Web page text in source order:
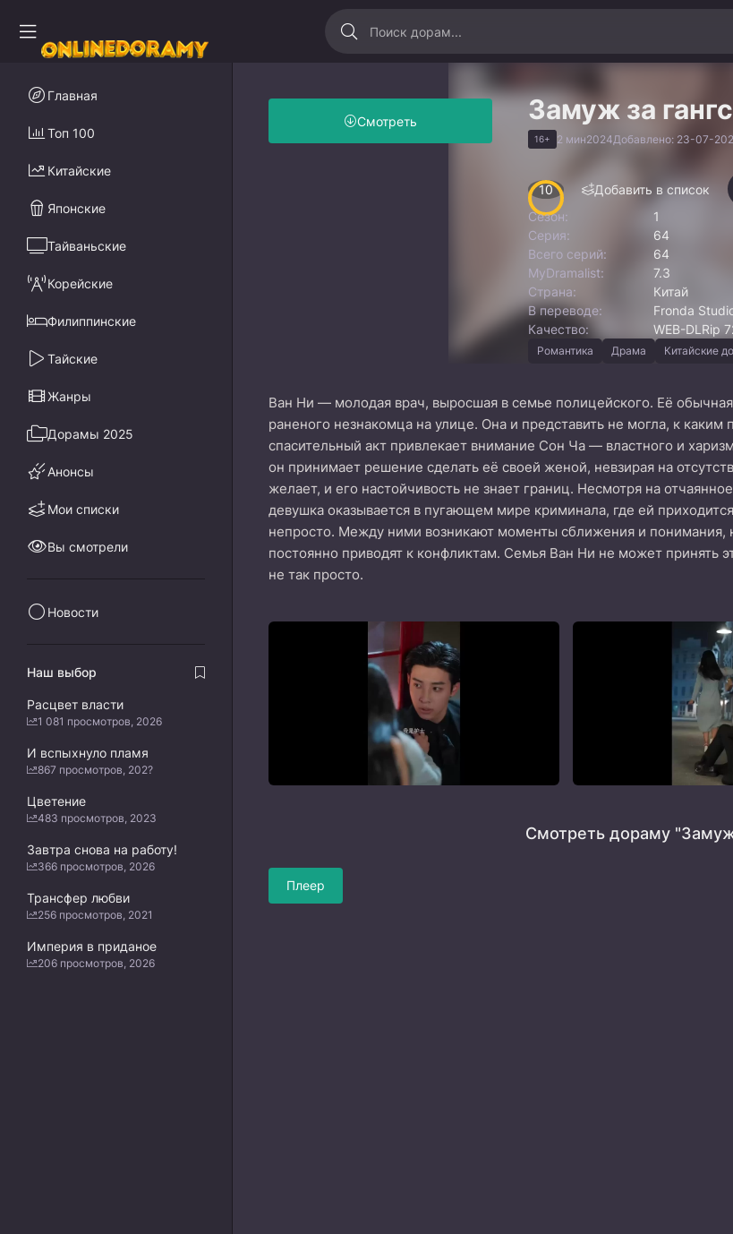
Замуж за
16+ 2 мин2024Добавлено: 23-07-
Смотреть
10 Добавить в список
Сезон:
1
Серия:
64
Всего серий:
64
MyDramalist:
7.3
Страна:
Китай
В переводе:
Fronda
Качество:
WEB-DLRip
Романтика Драма Китайские
Ван Ни — молодая врач, выросшая в семье полицейского. Её
раненого незнакомца на улице. Она и представить не могла, к
спасительный акт привлекает внимание Сон Ча — властного и
он принимает решение сделать её своей женой, невзирая на
желает, и его настойчивость не знает границ. Несмотря на
девушка оказывается в пугающем мире криминала, где ей
непросто. Между ними возникают моменты сближения и
постоянно приводят к конфликтам. Семья Ван Ни не может принять
не так просто.
Смотреть дораму "Замуж
Плеер
Главная
Топ 100
Китайские
Японские
Тайваньские
Корейские
Филиппинские
Тайские
Жанры
Дорамы 2025
Анонсы
Мои списки
Вы смотрели
Новости
Наш выбор
Расцвет власти
1 081 просмотров, 2026
И вспыхнуло пламя
867 просмотров, 202?
Цветение
483 просмотров, 2023
Завтра снова на работу!
366 просмотров, 2026
Трансфер любви
256 просмотров, 2021
Империя в приданое
206 просмотров, 2026